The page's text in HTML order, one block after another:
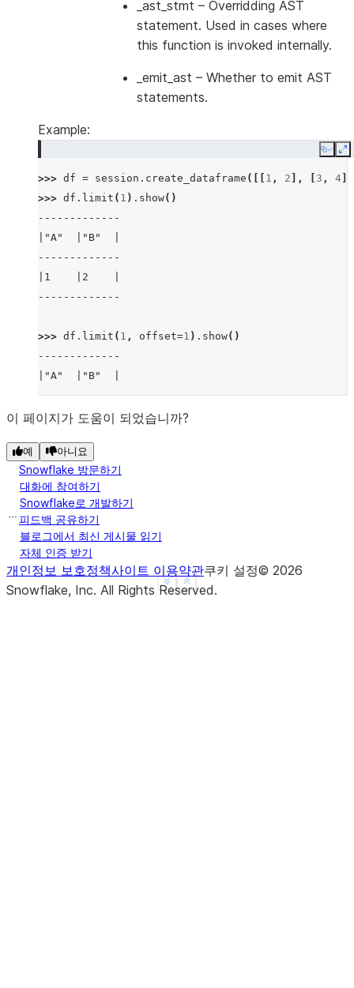
_ast_stmt – Overridding AST
statement. Used in cases where
this function is invoked internally.
_emit_ast – Whether to emit AST
statements.
Example:
Copy
>>> df = session . create_dataframe ([[ 1 , 2 ], 3 , 4
>>> df . limit ( 1 ) . show()
-------------
|"A"  |"B"  |
-------------
|1    |2    |
-------------
>>> df . limit ( 1 , offset=1 ) . show()
-------------
|"A"  |"B"  |
-------------
|3    |4    |
Show less
See more
이 페이지가 도움이 되었습니까?
예 아니요
Snowflake 방문하기
대화에 참여하기
Snowflake로 개발하기
피드백 공유하기
블로그에서 최신 게시물 읽기
자체 인증 받기
개인정보 보호정책사이트 이용약관쿠키 설정© 2026
Snowflake, Inc. All Rights Reserved.